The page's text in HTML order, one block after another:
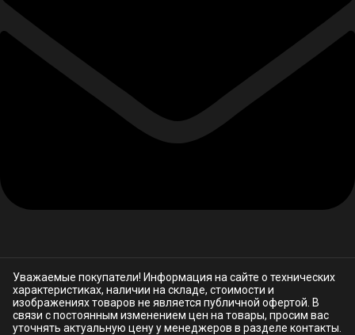
Уважаемые покупатели! Информация на сайте о технических
характеристиках, наличии на складе, стоимости и
изображениях товаров не является публичной офертой. В
связи с постоянным изменением цен на товары, просим вас
уточнять актуальную цену у менеджеров в разделе контакты.